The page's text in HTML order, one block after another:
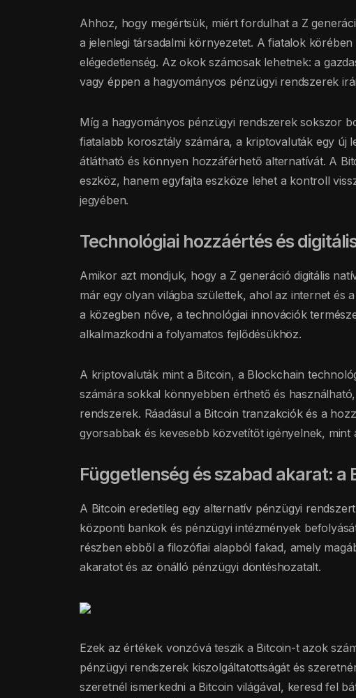
Ahhoz, hogy megértsük, miért fordulhat a Z
a jelenlegi társadalmi környezetet. A fiatalok
elégedetlenség. Az okok számosak lehetnek: a
vagy éppen a hagyományos pénzügyi rendszerek
Míg a hagyományos pénzügyi rendszerek sokszor
fiatalabb korosztály számára, a kriptovaluták egy új
átlátható és könnyen hozzáférhető alternatívát. A
eszköz, hanem egyfajta eszköze lehet a kontroll
jegyében.
Technológiai hozzáértés és
Amikor azt mondjuk, hogy a Z generáció digitális
már egy olyan világba születtek, ahol az internet és
a közegben nőve, a technológiai innovációk
alkalmazkodni a folyamatos fejlődésükhöz.
A kriptovaluták mint a Bitcoin, a Blockchain
számára sokkal könnyebben érthető és
rendszerek. Ráadásul a Bitcoin tranzakciók és a
gyorsabbak és kevesebb közvetítőt igényelnek, mint
Függetlenség és szabad akarat: a
A Bitcoin eredetileg egy alternatív pénzügyi
központi bankok és pénzügyi intézmények
részben ebből a filozófiai alapból fakad, amely
akaratot és az önálló pénzügyi döntéshozatalt.
Ezek az értékek vonzóvá teszik a Bitcoin-t azok
pénzügyi rendszerek kiszolgáltatottságát és
szeretnél ismerkedni a Bitcoin világával, keresd fel